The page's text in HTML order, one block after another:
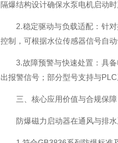
隔爆结构设计确保水泵电机启动
2.稳定驱动与负载适配：针对
控制，可根据水位传感器信号自
3.故障预警与快速处置：具备
出报警信号；部分型号支持与
三、核心应用价值与合规保障
防爆磁力启动器在通风与排水